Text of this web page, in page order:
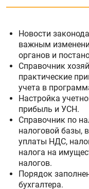
Новости
важным
органов и
Справочник
практические
учета в
Настройка
прибыль и УСН.
Справочник по
налоговой базы,
уплаты НДС,
налога на
налогов.
Порядок
бухгалтера.